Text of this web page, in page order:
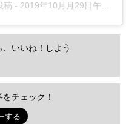
稿 - 2019年10月月29日午後12時51分PDT
いいね！しよう
チェック！